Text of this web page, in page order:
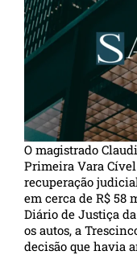
O magistrado
Primeira Vara
recuperação
em cerca de R$ 58
Diário de Justiça
os autos, a
decisão que havia